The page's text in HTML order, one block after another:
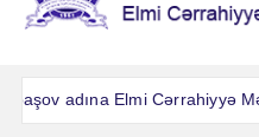
adına Elmi Cərrahiyyə